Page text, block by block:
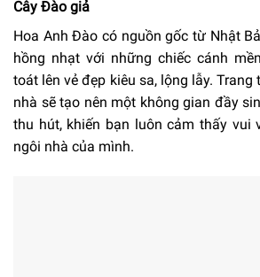
Cây Đào giả
Hoa Anh Đào có nguồn gốc từ Nhật
hồng nhạt với những chiếc cánh
toát lên vẻ đẹp kiêu sa, lộng lẫy.
nhà sẽ tạo nên một không gian đầy
thu hút, khiến bạn luôn cảm thấy vui
ngôi nhà của mình.